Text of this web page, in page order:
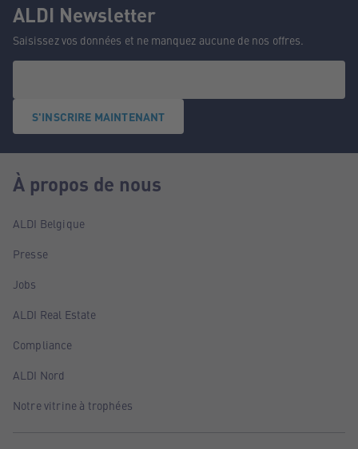
ALDI Newsletter
Saisissez vos données et ne manquez aucune de nos offres.
S'INSCRIRE MAINTENANT
À propos de nous
ALDI Belgique
Presse
Jobs
ALDI Real Estate
Compliance
ALDI Nord
Notre vitrine à trophées